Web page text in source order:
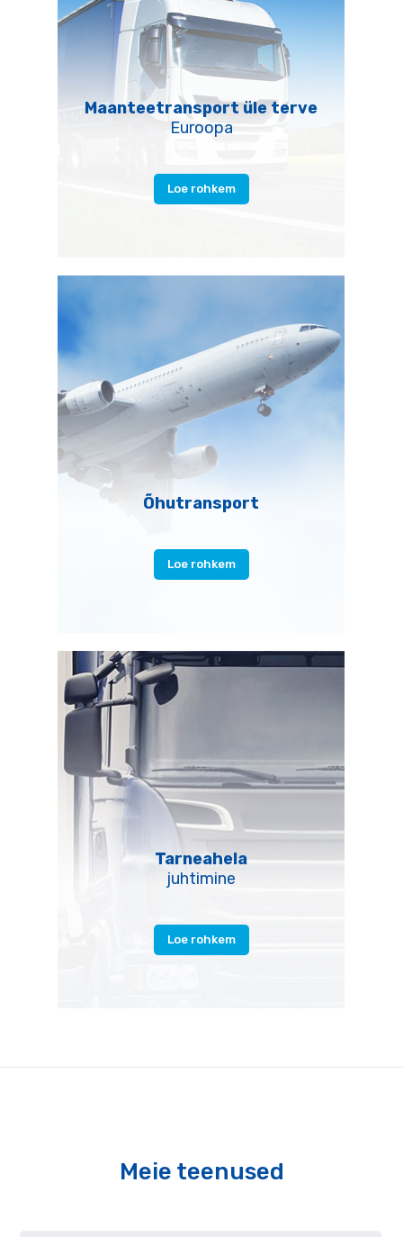
Maanteetransport üle terve
Euroopa
Loe rohkem
Õhutransport
Loe rohkem
Tarneahela
juhtimine
Loe rohkem
Meie teenused